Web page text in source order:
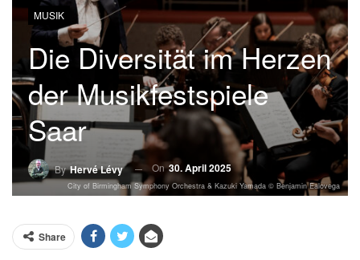
MUSIK
Die Diversität im Herzen
der Musikfestspiele
Saar
ByHervé Lévy On30. April 2025
City of Birmingham Symphony Orchestra & Kazuki Yamada © Benjamin Ealovega
Share